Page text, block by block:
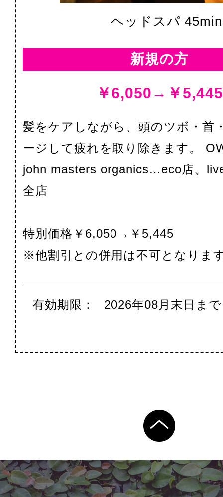
ヘッドスパ 45min
新規の方
￥6,050→￥5,445
髪をケアしながら、頭のツボ・首
ージして疲れを取り除きます。
john masters organics…eco店、
全店
特別価格￥6,050→￥5,445
※他割引との併用は不可となりま
有効期限： 2026年08月末日まで